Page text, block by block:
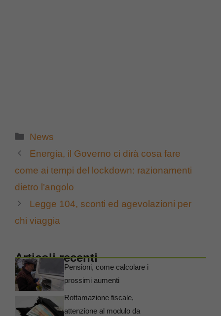
Categorie
News
Energia, il Governo ci dirà cosa fare
come ai tempi del lockdown: razionamenti
dietro l’angolo
Legge 104, sconti ed agevolazioni per
chi viaggia
Articoli recenti
Pensioni, come calcolare i
prossimi aumenti
Rottamazione fiscale,
attenzione al modulo da